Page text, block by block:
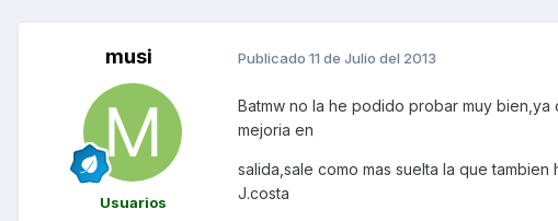
musi
Usuarios
Publicado 11 de Julio del 2013
Batmw no la he podido probar muy
mejoria en
salida,sale como mas suelta la que
J.costa